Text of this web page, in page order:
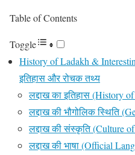
Table of Contents
Toggle
History of Ladakh &
इतिहास और रोचक तथ्य
लद्दाख का इतिहास (History
लद्दाख की भौगोलिक स्थिति
लद्दाख की संस्कृति (Culture
लद्दाख की भाषा (Official